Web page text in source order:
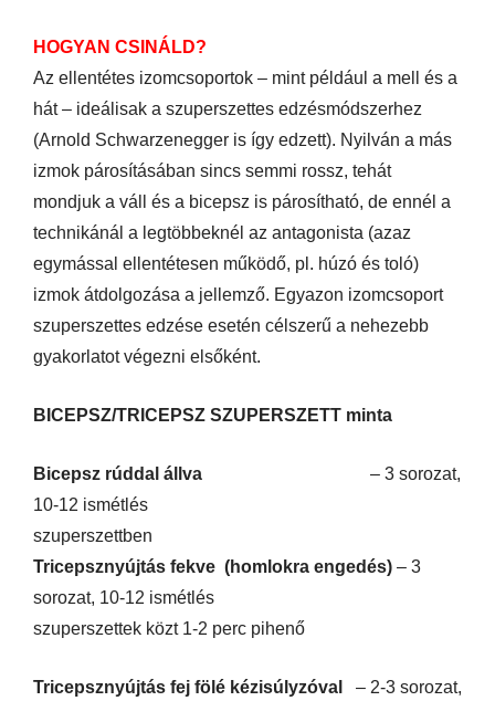
HOGYAN CSINÁLD?
Az ellentétes izomcsoportok – mint például a mell és a
hát – ideálisak a szuperszettes edzésmódszerhez
(Arnold Schwarzenegger is így edzett). Nyilván a más
izmok párosításában sincs semmi rossz, tehát
mondjuk a váll és a bicepsz is párosítható, de ennél a
technikánál a legtöbbeknél az antagonista (azaz
egymással ellentétesen működő, pl. húzó és toló)
izmok átdolgozása a jellemző. Egyazon izomcsoport
szuperszettes edzése esetén célszerű a nehezebb
gyakorlatot végezni elsőként.
BICEPSZ/TRICEPSZ SZUPERSZETT minta
Bicepsz rúddal állva – 3 sorozat,
10-12 ismétlés
szuperszettben
Tricepsznyújtás fekve (homlokra engedés) – 3
sorozat, 10-12 ismétlés
szuperszettek közt 1-2 perc pihenő
Tricepsznyújtás fej fölé kézisúlyzóval – 2-3 sorozat,